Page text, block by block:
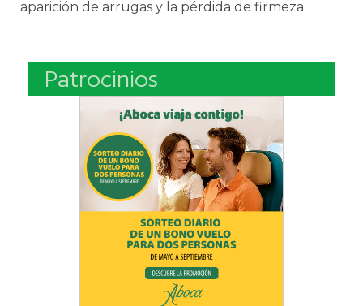
aparición de arrugas y la pérdida de firmeza.
Patrocinios